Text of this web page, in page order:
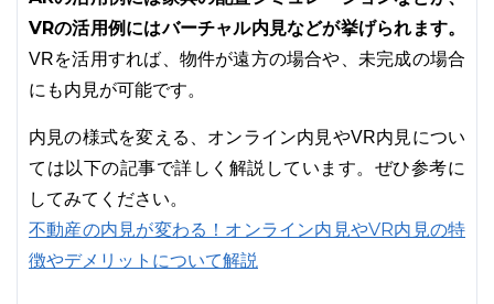
VRの活用例にはバーチャル内見などが挙げられます。
VRを活用すれば、物件が遠方の場合や、未完成の場合
にも内見が可能です。
内見の様式を変える、オンライン内見やVR内見につい
ては以下の記事で詳しく解説しています。ぜひ参考に
してみてください。
不動産の内見が変わる！オンライン内見やVR内見の特
徴やデメリットについて解説